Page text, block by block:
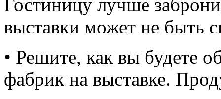
Гостиницу лучше
выставки может не быть
• Решите, как вы будете
фабрик на выставке.